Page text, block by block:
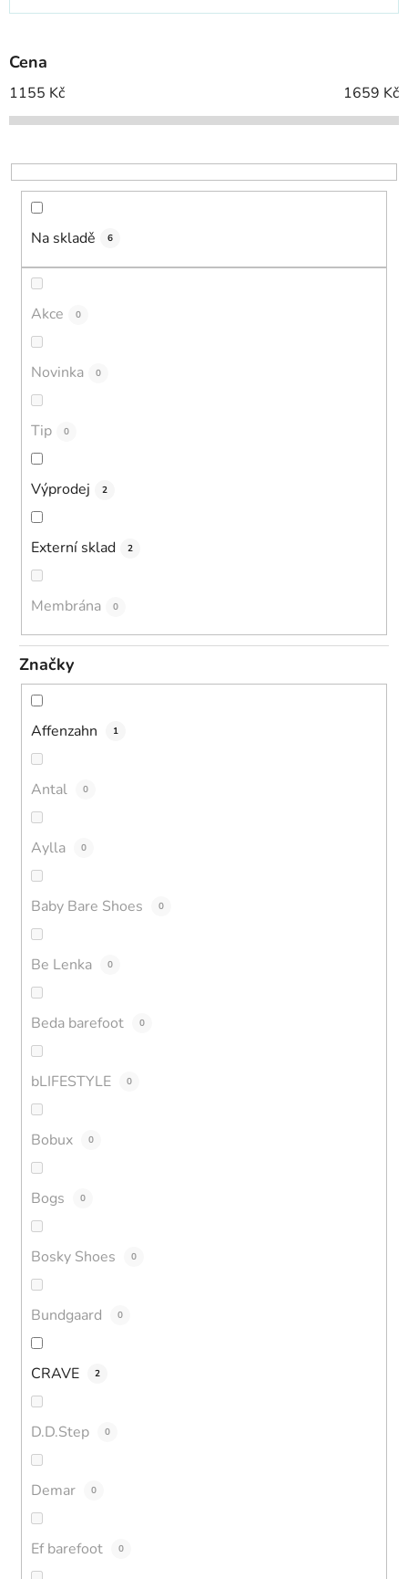
p
r
o
d
k
t
Cena
1155 Kč 1659 Kč
Na skladě 6
Akce 0
Novinka 0
Tip 0
Výprodej 2
Externí sklad 2
Membrána 0
Značky
Affenzahn 1
Antal 0
Aylla 0
Baby Bare Shoes 0
Be Lenka 0
Beda barefoot 0
bLIFESTYLE 0
Bobux 0
Bogs 0
Bosky Shoes 0
Bundgaard 0
CRAVE 2
D.D.Step 0
Demar 0
Ef barefoot 0